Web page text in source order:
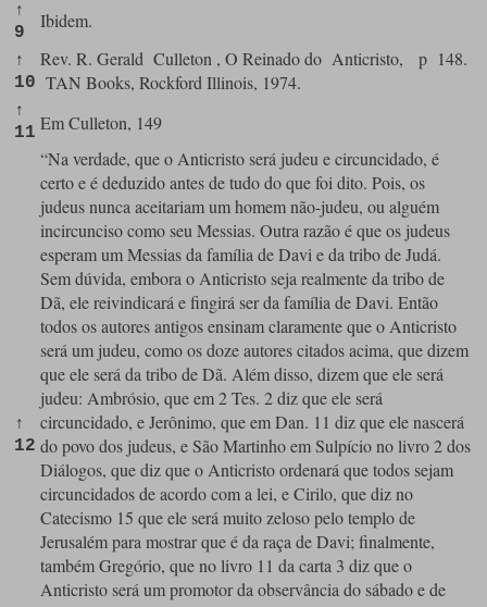
↑
9
Ibidem.
↑
10
Rev. R. Gerald Culleton , O Reinado do Anticristo, p 148.
TAN Books, Rockford Illinois, 1974.
↑
11 Em Culleton, 149
↑
12
“Na verdade, que o Anticristo será judeu e circuncidado, é
certo e é deduzido antes de tudo do que foi dito. Pois, os
judeus nunca aceitariam um homem não-judeu, ou alguém
incircunciso como seu Messias. Outra razão é que os judeus
esperam um Messias da família de Davi e da tribo de Judá.
Sem dúvida, embora o Anticristo seja realmente da tribo de
Dã, ele reivindicará e fingirá ser da família de Davi. Então
todos os autores antigos ensinam claramente que o Anticristo
será um judeu, como os doze autores citados acima, que dizem
que ele será da tribo de Dã. Além disso, dizem que ele será
judeu: Ambrósio, que em 2 Tes. 2 diz que ele será
circuncidado, e Jerônimo, que em Dan. 11 diz que ele nascerá
do povo dos judeus, e São Martinho em Sulpício no livro 2 dos
Diálogos, que diz que o Anticristo ordenará que todos sejam
circuncidados de acordo com a lei, e Cirilo, que diz no
Catecismo 15 que ele será muito zeloso pelo templo de
Jerusalém para mostrar que é da raça de Davi; finalmente,
também Gregório, que no livro 11 da carta 3 diz que o
Anticristo será um promotor da observância do sábado e de